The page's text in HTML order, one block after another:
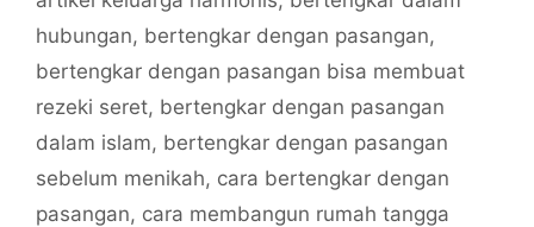
hubungan, bertengkar dengan pasangan,
bertengkar dengan pasangan bisa membuat
rezeki seret, bertengkar dengan pasangan
dalam islam, bertengkar dengan pasangan
sebelum menikah, cara bertengkar dengan
pasangan, cara membangun rumah tangga